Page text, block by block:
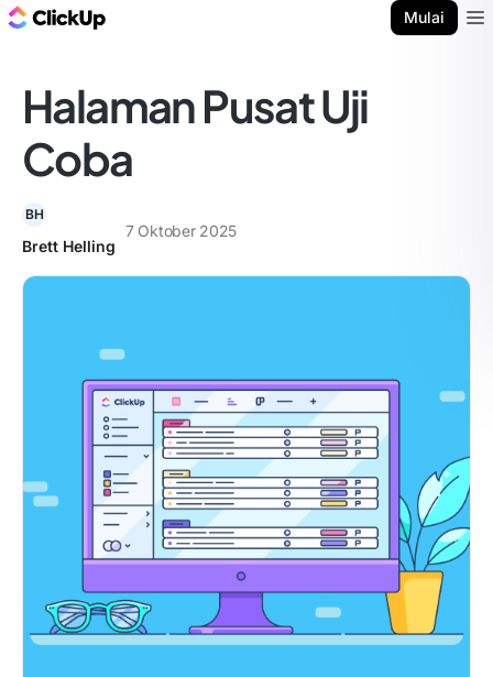
Mulai
Halaman Pusat Uji
Coba
BH
Brett Helling
7 Oktober 2025